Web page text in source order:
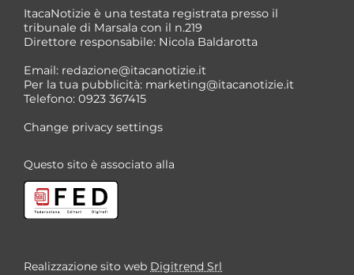
ItacaNotizie è una testata registrata presso il
tribunale di Marsala con il n.219
Direttore responsabile: Nicola Baldarotta
Email: redazione@itacanotizie.it
Per la tua pubblicità: marketing@itacanotizie.it
Telefono: 0923 367415
Change privacy settings
Questo sito è associato alla
Realizzazione sito web Digitrend Srl